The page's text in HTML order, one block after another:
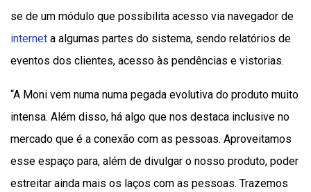
se de um módulo que possibilita acesso via navegador de
internet a algumas partes do sistema, sendo relatórios de
eventos dos clientes, acesso às pendências e vistorias.
“A Moni vem numa numa pegada evolutiva do produto muito
intensa. Além disso, há algo que nos destaca inclusive no
mercado que é a conexão com as pessoas. Aproveitamos
esse espaço para, além de divulgar o nosso produto, poder
estreitar ainda mais os laços com as pessoas. Trazemos